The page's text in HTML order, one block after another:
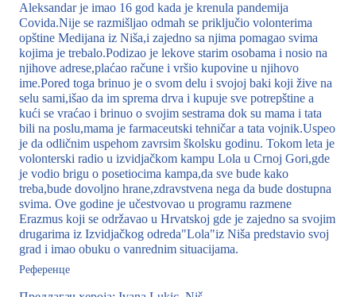
Aleksandar je imao 16 god kada je krenula pandemija
Covida.Nije se razmišljao odmah se priključio volonterima
opštine Medijana iz Niša,i zajedno sa njima pomagao svima
kojima je trebalo.Podizao je lekove starim osobama i nosio na
njihove adrese,plaćao račune i vršio kupovine u njihovo
ime.Pored toga brinuo je o svom delu i svojoj baki koji žive na
selu sami,išao da im sprema drva i kupuje sve potrepštine a
kući se vraćao i brinuo o svojim sestrama dok su mama i tata
bili na poslu,mama je farmaceutski tehničar a tata vojnik.Uspeo
je da odličnim uspehom zavrsim školsku godinu. Tokom leta je
volonterski radio u izvidjačkom kampu Lola u Crnoj Gori,gde
je vodio brigu o posetiocima kampa,da sve bude kako
treba,bude dovoljno hrane,zdravstvena nega da bude dostupna
svima. Ove godine je učestvovao u programu razmene
Erazmus koji se održavao u Hrvatskoj gde je zajedno sa svojim
drugarima iz Izvidjačkog odreda"Lola"iz Niša predstavio svoj
grad i imao obuku o vanrednim situacijama.
Референце